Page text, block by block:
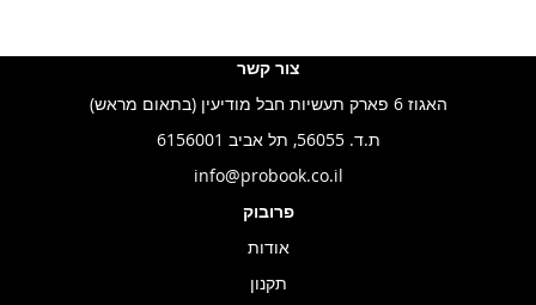
צור קשר
האגוז 6 פארק תעשיות חבל מודיעין (בתאום מראש)
ת.ד. 56055, תל אביב 6156001
info@probook.co.il
פרובוק
אודות
תקנון